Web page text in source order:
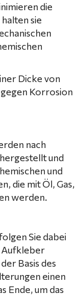
die
sie
Dicke von
Korrosion
nach
und
und
die mit Öl, Gas,
werden.
Sie dabei
Aufkleber
Basis des
einen
Ende, um das